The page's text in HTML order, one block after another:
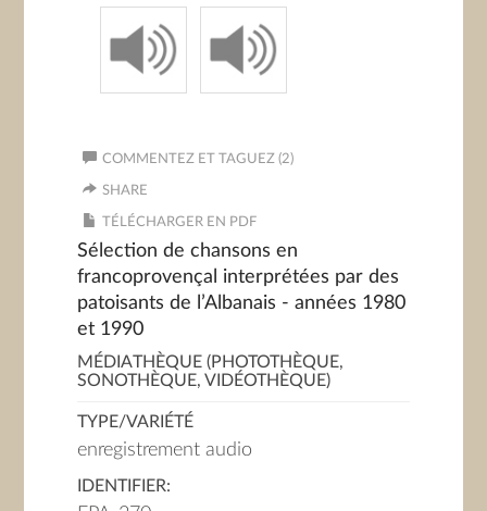
COMMENTEZ ET TAGUEZ (2)
SHARE
TÉLÉCHARGER EN PDF
Sélection de chansons en
francoprovençal interprétées par des
patoisants de l’Albanais - années 1980
et 1990
MÉDIATHÈQUE (PHOTOTHÈQUE,
SONOTHÈQUE, VIDÉOTHÈQUE)
TYPE/VARIÉTÉ
enregistrement audio
IDENTIFIER: